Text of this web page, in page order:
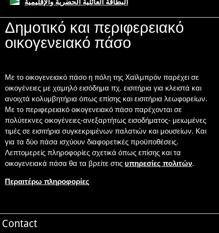
البطاقة العائلية الحضرية والإقليمية
Δημοτικό και περιφερειακό
οικογενειακό πάσο
Με το οικογενειακό πάσο η πόλη της Χαϊλμπρόν παρέχει σε
οικογένειες με χαμηλό εισόδημα πχ. εισιτήρια για κλειστά και
ανοιχτά κολυμβητήρια όπως επίσης και εισιτήρια λεωφορείων.
Με το περιφερειακό οικογενειακό πάσο παρέχονται σε
πολύτεκνες οικογένειες-ανεξαρτήτως εισοδήματος- μειωμένες
τιμές σε εισιτήρια συγκεκριμένων παλατιών και μουσείων. Και
για τα δύο πάσα ισχύουν διαφορετικές προϋποθέσεις.
Λεπτομερείς πληροφορίες σχετικά όπως επίσης και τα
οικογενειακά πάσα θα τα βρείτε στις υπηρεσίες πολιτών.
Περαιτέρω πληροφορίες
Contact